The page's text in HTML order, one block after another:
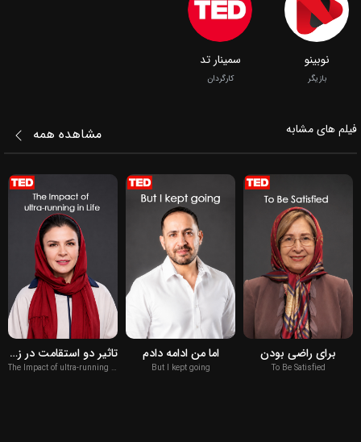
نوبینو
بازیگر
سمینار تد
کارگردان
فیلم‌ های مشابه مشاهده همه
2016
برای راضی بودن
To Be Satisfied
2019
اما من ادامه دادم
But I kept going
2021
تاثیر دو استقامت در زندگی
The Impact of ultra-running in Life